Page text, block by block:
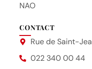
NAO
CONTACT
Rue de Saint-
022 340 00 44